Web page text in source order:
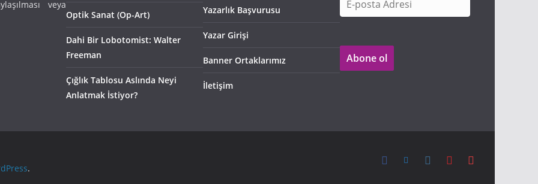
veya
Optik Sanat (Op-Art)
Dahi Bir Lobotomist: Walter
Freeman
Çığlık Tablosu Aslında Neyi
Anlatmak İstiyor?
Yazarlık Başvurusu
Yazar Girişi
Banner Ortaklarımız
İletişim
-
o
t
r
Abone ol
.